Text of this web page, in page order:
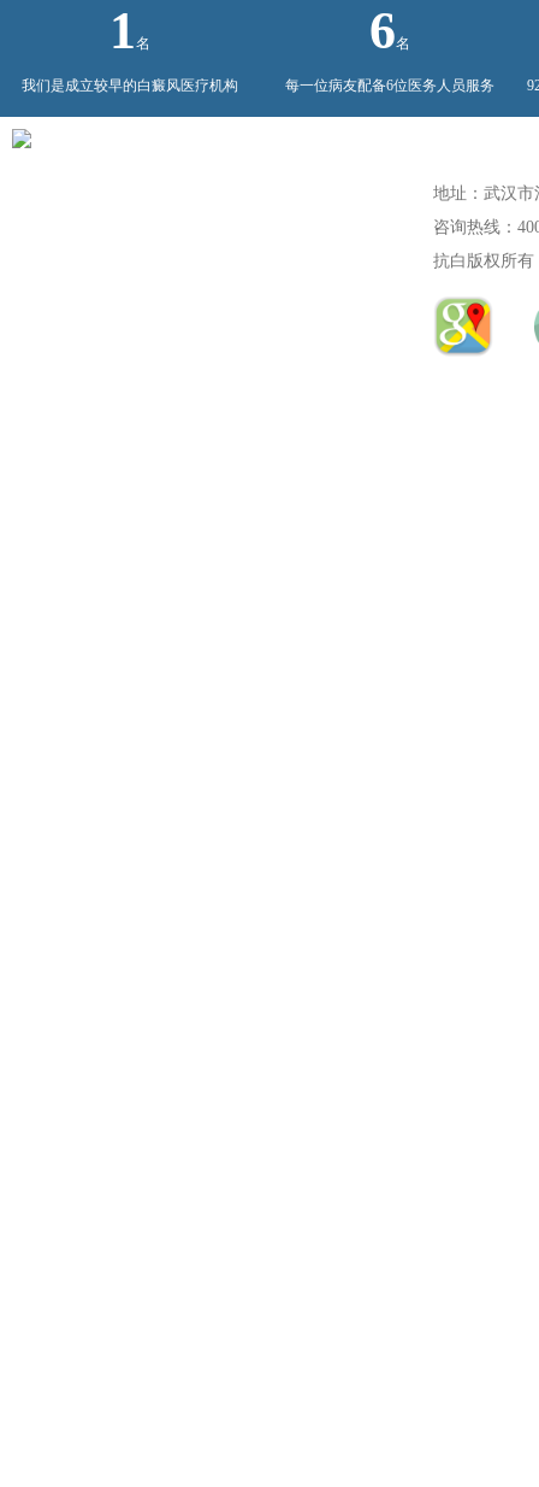
1名
我们是成立较早的白癜风医疗机构
6名
每一位病友配备6位医务人员服务
地址：武汉市
咨询热线：
抗白版权所有